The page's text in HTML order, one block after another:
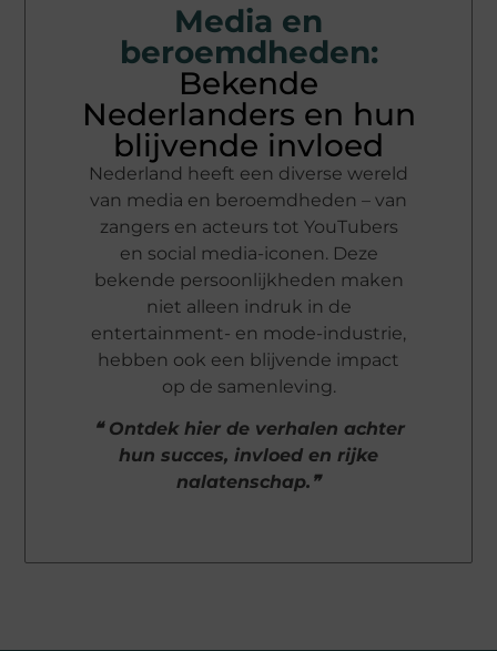
Media en
beroemdheden:
Bekende
Nederlanders en hun
blijvende invloed
Nederland heeft een diverse wereld
van media en beroemdheden – van
zangers en acteurs tot YouTubers
en social media-iconen. Deze
bekende persoonlijkheden maken
niet alleen indruk in de
entertainment- en mode-industrie,
hebben ook een blijvende impact
op de samenleving.
❝ Ontdek hier de verhalen achter
hun succes, invloed en rijke
nalatenschap.❞